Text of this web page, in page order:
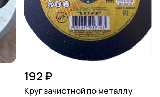
192 ₽
Круг зачистной по металлу